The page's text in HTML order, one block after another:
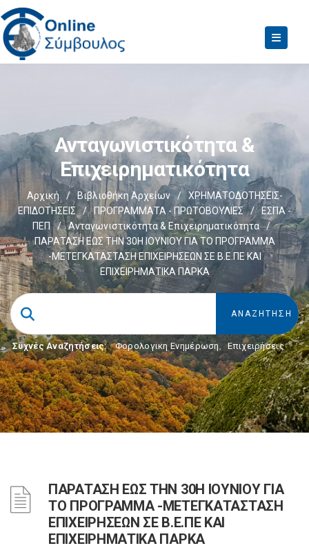
Ανταγωνιστικότητα &
Επιχειρηματικότητα
Αρχική / Βιβλιοθήκη Αρχείων /
ΧΡΗΜΑΤΟΔΟΤΗΣΕΙΣ-
ΕΠΙΔΟΤΗΣΕΙΣ
/ ΠΡΟΓΡΑΜΜΑΤΑ - ΠΡΩΤΟΒΟΥΛΙΕΣ /
ΕΣΠΑ -
ΠΕΠ
/ Ανταγωνιστικότητα & Επιχειρηματικότητα
/
ΠΑΡΑΤΑΣΗ ΕΩΣ ΤΗΝ 30Η ΙΟΥΝΙΟΥ ΓΙΑ ΤΟ ΠΡΟΓΡΑΜΜΑ
-ΜΕΤΕΓΚΑΤΑΣΤΑΣΗ ΕΠΙΧΕΙΡΗΣΕΩΝ ΣΕ Β.Ε.ΠΕ ΚΑΙ
ΕΠΙΧΕΙΡΗΜΑΤΙΚΑ ΠΑΡΚΑ
Συχνές Αναζητήσεις: Φορολογικη Ενημέρωση, Επιχειρήσεις
ΠΑΡΑΤΑΣΗ ΕΩΣ ΤΗΝ 30Η ΙΟΥΝΙΟΥ ΓΙΑ
ΤΟ ΠΡΟΓΡΑΜΜΑ -ΜΕΤΕΓΚΑΤΑΣΤΑΣΗ
ΕΠΙΧΕΙΡΗΣΕΩΝ ΣΕ Β.Ε.ΠΕ ΚΑΙ
ΕΠΙΧΕΙΡΗΜΑΤΙΚΑ ΠΑΡΚΑ